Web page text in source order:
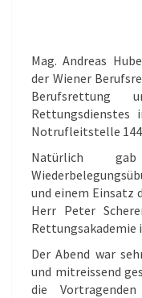
Mag. Andreas
der Wiener
Berufsrettung
Notrufleitstelle
Natürlich
und einem Einsatz
Herr Peter
Rettungsakademie
Der Abend war
und mitreissend
die